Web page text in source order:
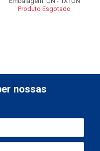
Produto Esgotado
nossas